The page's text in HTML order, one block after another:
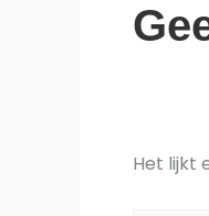
Het lijkt